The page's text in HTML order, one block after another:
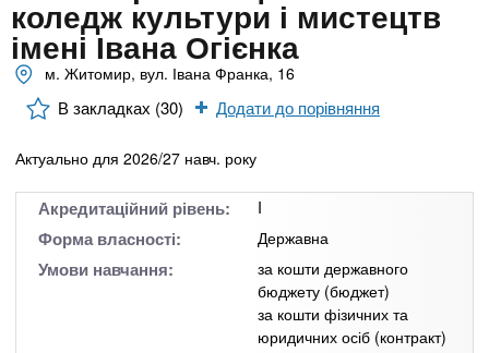
n
t
s
.
и
х
з
л
а
Онлайн курси
коледж культури і мистецтв
імені Івана Огієнка
м. Житомир, вул. Івана Франка, 16
В закладках (30) Додати до порівняння
Актуально для 2026/27 навч. року
Акредитаційний рівень: I
Форма власності: Державна
Умови навчання:
за кошти державного
бюджету (бюджет)
за кошти фізичних та
юридичних осіб (контракт)